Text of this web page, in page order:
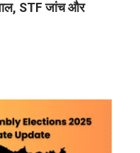
STF जांच और